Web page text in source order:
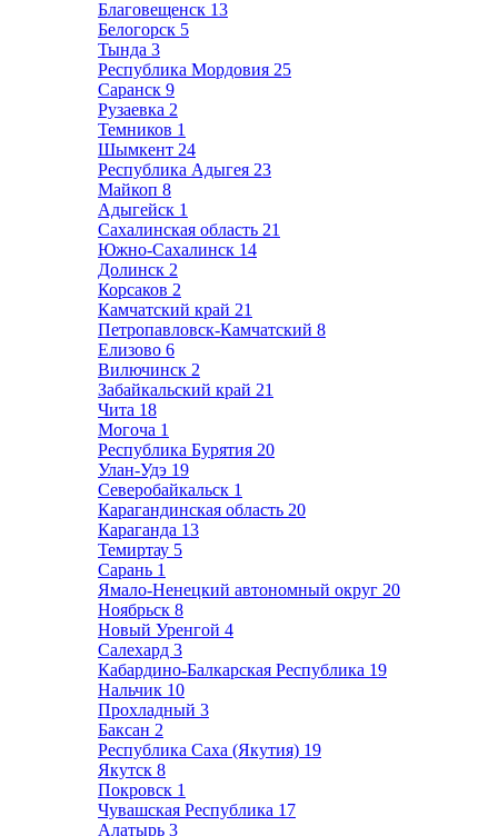
Благовещенск 13
Белогорск 5
Тында 3
Республика Мордовия 25
Саранск 9
Рузаевка 2
Темников 1
Шымкент 24
Республика Адыгея 23
Майкоп 8
Адыгейск 1
Сахалинская область 21
Южно-Сахалинск 14
Долинск 2
Корсаков 2
Камчатский край 21
Петропавловск-Камчатский 8
Елизово 6
Вилючинск 2
Забайкальский край 21
Чита 18
Могоча 1
Республика Бурятия 20
Улан-Удэ 19
Северобайкальск 1
Карагандинская область 20
Караганда 13
Темиртау 5
Сарань 1
Ямало-Ненецкий автономный округ 20
Ноябрьск 8
Новый Уренгой 4
Салехард 3
Кабардино-Балкарская Республика 19
Нальчик 10
Прохладный 3
Баксан 2
Республика Саха (Якутия) 19
Якутск 8
Покровск 1
Чувашская Республика 17
Алатырь 3